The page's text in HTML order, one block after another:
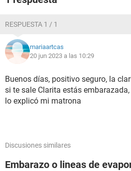
RESPUESTA 1 / 1
mariaartcas
20 jun 2023 a las 10:29
Buenos días, positivo seguro, la
si te sale Clarita estás
lo explicó mi matrona
Discusiones similares
Embarazo o lineas de